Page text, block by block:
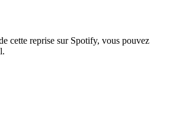
cette reprise sur Spotify, vous pouvez